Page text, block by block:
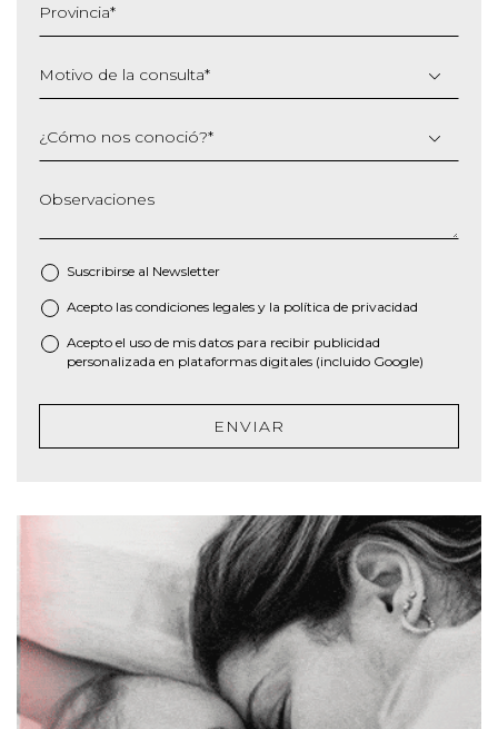
AAAA
Provincia*
Motivo de la consulta*
¿Cómo nos conoció?*
Observaciones
Suscribirse al Newsletter
* Acepto las condiciones legales y la política de privacidad
Acepto el uso de mis datos para recibir publicidad
personalizada en plataformas digitales (incluido Google)
ENVIAR